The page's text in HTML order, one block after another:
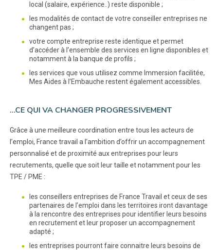
local (salaire, expérience..) reste disponible ;
les modalités de contact de votre conseiller entreprises ne
changent pas ;
votre compte entreprise reste identique et permet
d’accéder à l’ensemble des services en ligne disponibles et
notamment à la banque de profils ;
les services que vous utilisez comme Immersion facilitée,
Mes Aides à l’Embauche restent également accessibles.
…CE QUI VA CHANGER PROGRESSIVEMENT
Grâce à une meilleure coordination entre tous les acteurs de
l’emploi, France travail a l’ambition d’offrir un accompagnement
personnalisé et de proximité aux entreprises pour leurs
recrutements, quelle que soit leur taille et notamment pour les
TPE / PME :
les conseillers entreprises de France Travail et ceux de ses
partenaires de l’emploi dans les territoires iront davantage
à la rencontre des entreprises pour identifier leurs besoins
en recrutement et leur proposer un accompagnement
adapté ;
les entreprises pourront faire connaitre leurs besoins de